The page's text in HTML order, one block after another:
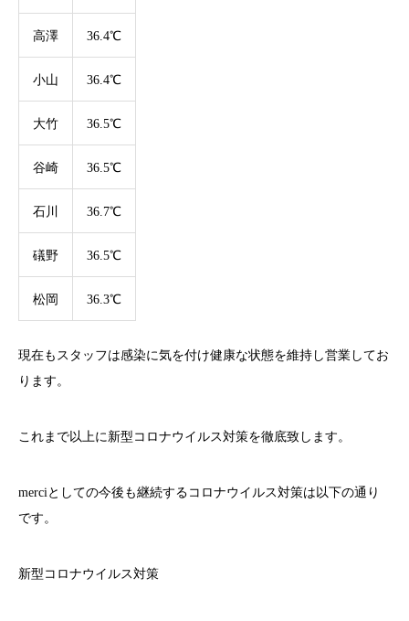
高澤 36.4℃
小山 36.4℃
大竹 36.5℃
谷崎 36.5℃
石川 36.7℃
礒野 36.5℃
松岡 36.3℃
現在もスタッフは感染に気を付け健康な状態を維持し営業してお
ります。
これまで以上に新型コロナウイルス対策を徹底致します。
merci としての今後も継続するコロナウイルス対策は以下の通り
です。
新型コロナウイルス対策